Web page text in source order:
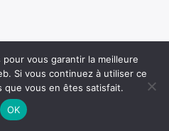
vous garantir la meilleure
Si vous continuez à utiliser ce
que vous en êtes satisfait.
OK